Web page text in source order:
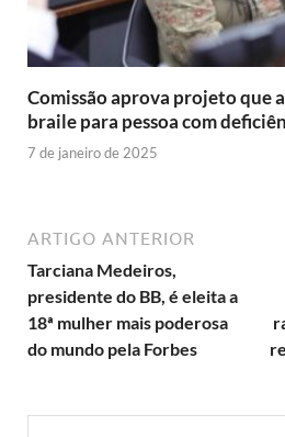
Comissão aprova projeto que
braile para pessoa com
7 de janeiro de 2025
ARTIGO ANTERIOR
Tarciana Medeiros,
presidente do BB, é eleita a
18ª mulher mais poderosa
do mundo pela Forbes